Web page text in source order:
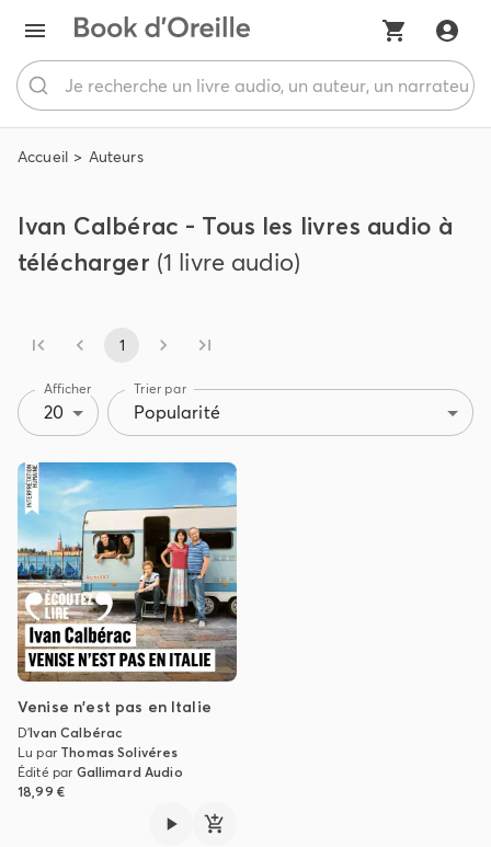
Accueil Auteurs
Ivan Calbérac - Tous les livres audio à
télécharger (1 livre audio)
1
Afficher
20
Trier par
Popularité
Venise n'est pas en Italie
D'Ivan Calbérac
Lu par Thomas Solivéres
Édité par Gallimard Audio
18,99 €